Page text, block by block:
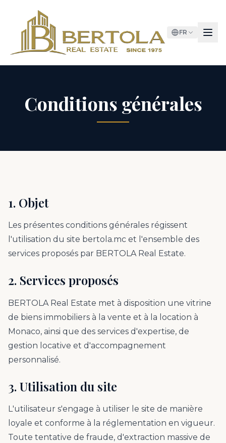
FR
Conditions générales
1. Objet
Les présentes conditions générales régissent
l'utilisation du site bertola.mc et l'ensemble des
services proposés par BERTOLA Real Estate.
2. Services proposés
BERTOLA Real Estate met à disposition une vitrine
de biens immobiliers à la vente et à la location à
Monaco, ainsi que des services d'expertise, de
gestion locative et d'accompagnement
personnalisé.
3. Utilisation du site
L'utilisateur s'engage à utiliser le site de manière
loyale et conforme à la réglementation en vigueur.
Toute tentative de fraude, d'extraction massive de